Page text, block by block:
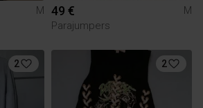
M 49 €
M
Parajumpers
2 2